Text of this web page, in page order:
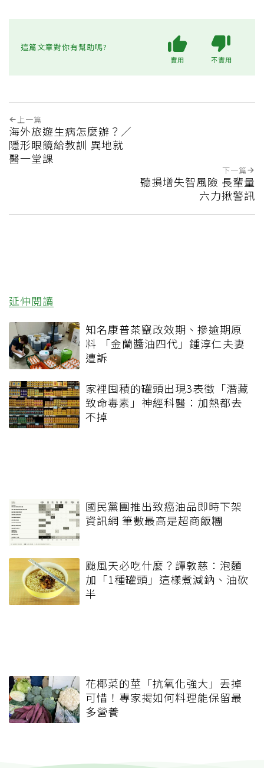
這篇文章對你有幫助嗎?
實用 不實用
上一篇
海外旅遊生病怎麼辦？／
隱形眼鏡給教訓 異地就
醫一堂課
下一篇
聽損增失智風險 長輩量
六力揪警訊
延伸閱讀
知名康普茶竄改效期、摻逾期原
料 「金蘭醬油四代」鍾淳仁夫妻
遭訴
家裡囤積的罐頭出現3表徵「潛藏
致命毒素」神經科醫：加熱都去
不掉
國民黨團推出致癌油品即時下架
資訊網 筆數最高是超商飯糰
颱風天必吃什麼？譚敦慈：泡麵
加「1種罐頭」這樣煮減鈉、油砍
半
花椰菜的莖「抗氧化強大」丟掉
可惜！專家揭如何料理能保留最
多營養